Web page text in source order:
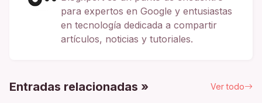
para expertos en Google y entusiastas
en tecnología dedicada a compartir
artículos, noticias y tutoriales.
Entradas relacionadas » Ver todo